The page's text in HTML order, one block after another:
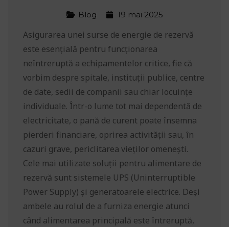
Blog 19 mai 2025
Asigurarea unei surse de energie de rezervă
este esențială pentru funcționarea
neîntreruptă a echipamentelor critice, fie că
vorbim despre spitale, instituții publice, centre
de date, sedii de companii sau chiar locuințe
individuale. Într-o lume tot mai dependentă de
electricitate, o pană de curent poate însemna
pierderi financiare, oprirea activității sau, în
cazuri grave, periclitarea vieților omenești.
Cele mai utilizate soluții pentru alimentare de
rezervă sunt sistemele UPS (Uninterruptible
Power Supply) și generatoarele electrice. Deși
ambele au rolul de a furniza energie atunci
când alimentarea principală este întreruptă,